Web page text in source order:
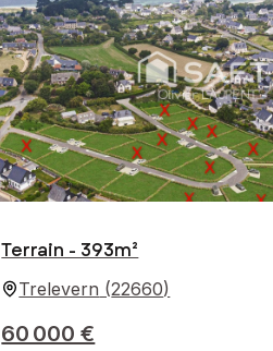
Terrain - 393m²
Trelevern (22660)
60 000 €